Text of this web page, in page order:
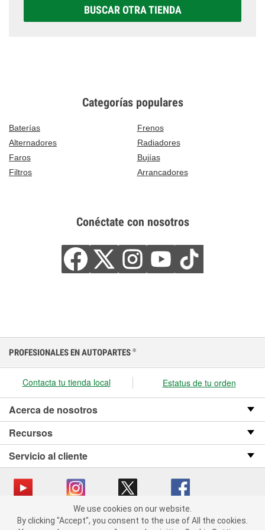
BUSCAR OTRA TIENDA
Categorías populares
Baterías
Frenos
Alternadores
Radiadores
Faros
Bujías
Filtros
Arrancadores
Conéctate con nosotros
We use cookies on our website. By clicking "Accept", you consent
to the use of All the cookies.
PROFESIONALES EN AUTOPARTES ®
Contacta tu tienda local Estatus de tu orden
Acerca de nosotros
Recursos
Servicio al cliente
Copyright © 2008-2026 O’Reilly Auto Parts v OST_3.2.0.0.729 (3) cv1361
We use cookies on our website.
By clicking "Accept", you consent to the use of All the cookies.